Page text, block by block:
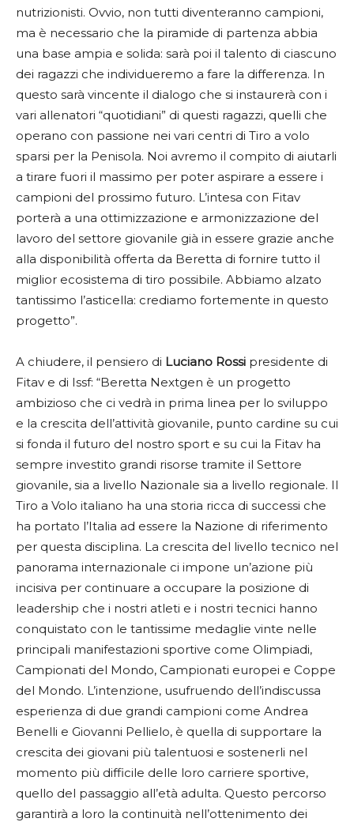
nutrizionisti. Ovvio, non tutti diventeranno campioni,
ma è necessario che la piramide di partenza abbia
una base ampia e solida: sarà poi il talento di ciascuno
dei ragazzi che individueremo a fare la differenza. In
questo sarà vincente il dialogo che si instaurerà con i
vari allenatori “quotidiani” di questi ragazzi, quelli che
operano con passione nei vari centri di Tiro a volo
sparsi per la Penisola. Noi avremo il compito di aiutarli
a tirare fuori il massimo per poter aspirare a essere i
campioni del prossimo futuro. L’intesa con Fitav
porterà a una ottimizzazione e armonizzazione del
lavoro del settore giovanile già in essere grazie anche
alla disponibilità offerta da Beretta di fornire tutto il
miglior ecosistema di tiro possibile. Abbiamo alzato
tantissimo l’asticella: crediamo fortemente in questo
progetto”.
A chiudere, il pensiero di Luciano Rossi presidente di
Fitav e di Issf: “Beretta Nextgen è un progetto
ambizioso che ci vedrà in prima linea per lo sviluppo
e la crescita dell’attività giovanile, punto cardine su cui
si fonda il futuro del nostro sport e su cui la Fitav ha
sempre investito grandi risorse tramite il Settore
giovanile, sia a livello Nazionale sia a livello regionale. Il
Tiro a Volo italiano ha una storia ricca di successi che
ha portato l’Italia ad essere la Nazione di riferimento
per questa disciplina. La crescita del livello tecnico nel
panorama internazionale ci impone un’azione più
incisiva per continuare a occupare la posizione di
leadership che i nostri atleti e i nostri tecnici hanno
conquistato con le tantissime medaglie vinte nelle
principali manifestazioni sportive come Olimpiadi,
Campionati del Mondo, Campionati europei e Coppe
del Mondo. L’intenzione, usufruendo dell’indiscussa
esperienza di due grandi campioni come Andrea
Benelli e Giovanni Pellielo, è quella di supportare la
crescita dei giovani più talentuosi e sostenerli nel
momento più difficile delle loro carriere sportive,
quello del passaggio all’età adulta. Questo percorso
garantirà a loro la continuità nell’ottenimento dei